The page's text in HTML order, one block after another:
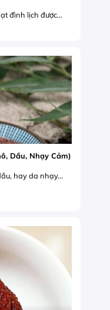
đình lịch được...
Dầu, Nhạy Cảm)
hay da nhạy...